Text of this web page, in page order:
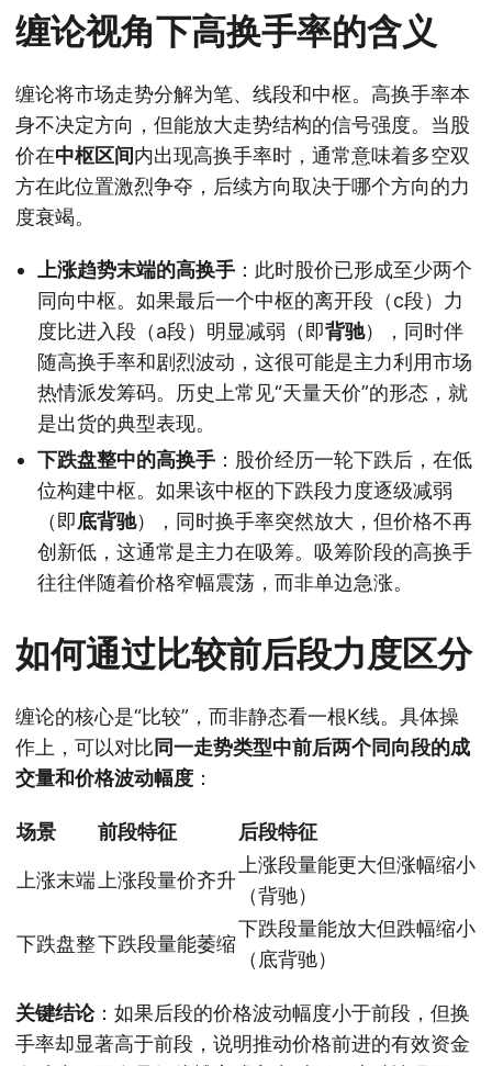
缠论视角下高换手率的含义
缠论将市场走势分解为笔、线段和中枢。高换手率本
身不决定方向，但能放大走势结构的信号强度。当股
价在中枢区间内出现高换手率时，通常意味着多空双
方在此位置激烈争夺，后续方向取决于哪个方向的力
度衰竭。
上涨趋势末端的高换手 ：此时股价已形成至少两个
同向中枢。如果最后一个中枢的离开段（c段）力
度比进入段（a段）明显减弱（即背驰），同时伴
随高换手率和剧烈波动，这很可能是主力利用市场
热情派发筹码。历史上常见“天量天价”的形态，就
是出货的典型表现。
下跌盘整中的高换手 ：股价经历一轮下跌后，在低
位构建中枢。如果该中枢的下跌段力度逐级减弱
（即底背驰），同时换手率突然放大，但价格不再
创新低，这通常是主力在吸筹。吸筹阶段的高换手
往往伴随着价格窄幅震荡，而非单边急涨。
如何通过比较前后段力度区分
缠论的核心是“比较”，而非静态看一根K线。具体操
作上，可以对比同一走势类型中前后两个同向段的成
交量和价格波动幅度 ：
场景 前段特征 后段特征
上涨末端 上涨段量价齐升
上涨段量能更大但涨幅缩小
（背驰）
下跌盘整下跌段量能萎缩
下跌段量能放大但跌幅缩小
（底背驰）
关键结论：如果后段的价格波动幅度小于前段，但换
手率却显著高于前段，说明推动价格前进的有效资金